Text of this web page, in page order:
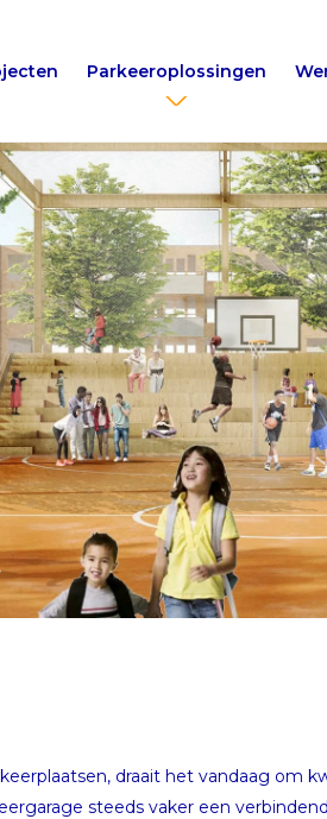
Parkeeroplossingen
draait het vandaag om
steeds vaker een